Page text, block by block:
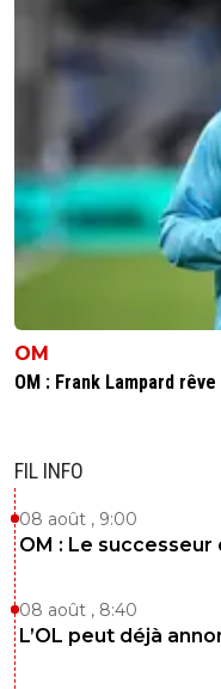
OM
OM : Frank Lampard
FIL INFO
08 août , 9:00
OM : Le
08 août , 8:40
L’OL peut déjà